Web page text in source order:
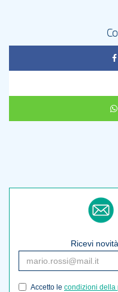
Ricevi
Accetto le condizioni della